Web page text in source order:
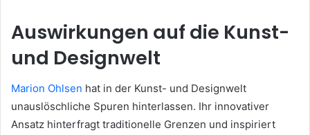
Auswirkungen auf die Kunst-
und Designwelt
Marion Ohlsen hat in der Kunst- und Designwelt
unauslöschliche Spuren hinterlassen. Ihr innovativer
Ansatz hinterfragt traditionelle Grenzen und inspiriert